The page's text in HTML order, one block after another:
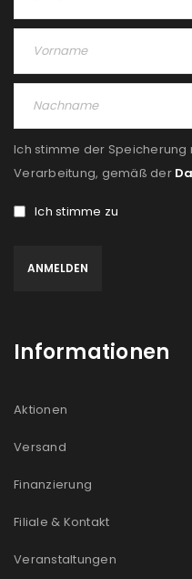
Ich stimme der
Verarbeitung, gemäß der
Ich stimme zu
Informationen
Aktionen
Versand
Finanzierung
Filiale & Kontakt
Veranstaltungen